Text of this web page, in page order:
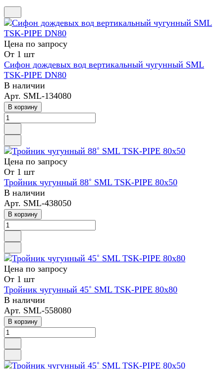
Цена по запросу
От 1 шт
Сифон дождевых вод вертикальный чугунный SML
TSK-PIPE DN80
В наличии
Арт. SML-134080
В корзину
Цена по запросу
От 1 шт
Тройник чугунный 88˚ SML TSK-PIPE 80х50
В наличии
Арт. SML-438050
В корзину
Цена по запросу
От 1 шт
Тройник чугунный 45˚ SML TSK-PIPE 80х80
В наличии
Арт. SML-558080
В корзину